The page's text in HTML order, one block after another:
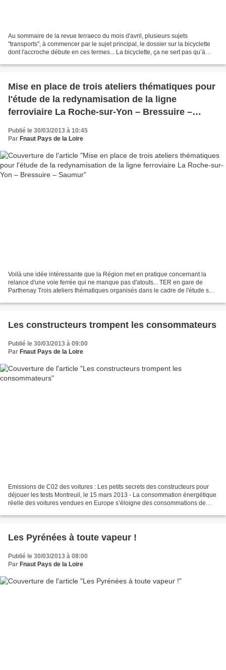
Au sommaire de la revue terraeco du mois d'avril, plusieurs sujets
"transports", à commencer par le sujet principal, le dossier sur la bicyclette
dont l'accroche débute en ces termes... La bicyclette, ça ne sert pas qu’à
Mise en place de trois ateliers thématiques pour
l'étude de la redynamisation de la ligne
ferroviaire La Roche-sur-Yon – Bressuire –
Saumur
Publié le 30/03/2013 à 10:45
Par Fnaut Pays de la Loire
Voilà une idée intéressante que la Région met en pratique concernant la
relance d'une voie ferrée qui ne manque pas d'atouts... TER en gare de
Parthenay Trois ateliers thématiques organisés dans le cadre de l'étude sur
Les constructeurs trompent les consommateurs
Publié le 30/03/2013 à 09:00
Par Fnaut Pays de la Loire
Emissions de C02 des voitures : Les petits secrets des constructeurs pour
déjouer les tests Montreuil, le 15 mars 2013 - La consommation énergétique
réelle des voitures vendues en Europe s’éloigne des consommations de
Les Pyrénées à toute vapeur !
Publié le 30/03/2013 à 08:00
Par Fnaut Pays de la Loire